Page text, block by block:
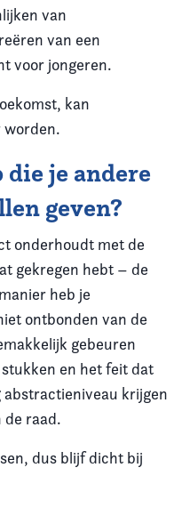
van
van een
voor jongeren.
kan
worden.
je andere
geven?
onderhoudt met de
gekregen hebt – de
heb je
ontbonden van de
gebeuren
en het feit dat
krijgen
de raad.
dus blijf dicht bij